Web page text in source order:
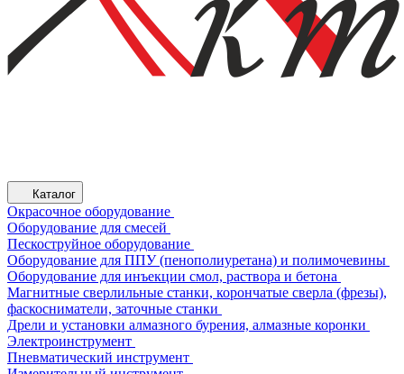
Каталог
Окрасочное оборудование
Оборудование для смесей
Пескоструйное оборудование
Оборудование для ППУ (пенополиуретана) и полимочевины
Оборудование для инъекции смол, раствора и бетона
Магнитные сверлильные станки, корончатые сверла (фрезы),
фаскосниматели, заточные станки
Дрели и установки алмазного бурения, алмазные коронки
Электроинструмент
Пневматический инструмент